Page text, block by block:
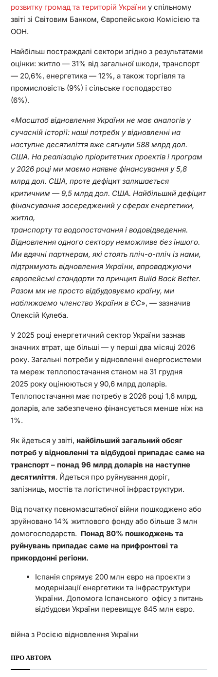
розвитку громад та територій України у спільному
звіті зі Світовим Банком, Європейською Комісією та
ООН.
Найбільш постраждалі сектори згідно з результатами
оцінки: житло — 31% від загальної шкоди, транспорт
— 20,6%, енергетика — 12%, а також торгівля та
промисловість (9%) і сільське господарство
(6%).
«Масштаб відновлення України не має аналогів у
сучасній історії: наші потреби у відновленні на
наступне десятиліття вже сягнули 588 млрд дол.
США. На реалізацію пріоритетних проектів і програм
у 2026 році ми маємо наявне фінансування у 5,8
млрд дол. США, проте дефіцит залишається
критичним — 9,5 млрд дол. США. Найбільший дефіцит
фінансування зосереджений у сферах енергетики,
житла,
транспорту та водопостачання і водовідведення.
Відновлення одного сектору неможливе без іншого.
Ми вдячні партнерам, які стоять пліч-о-пліч із нами,
підтримують відновлення України, впроваджуючи
європейські стандарти та принцип Build Back Better.
Разом ми не просто відбудовуємо країну, ми
наближаємо членство України в ЄС», — зазначив
Олексій Кулеба.
У 2025 році енергетичний сектор України зазнав
значних втрат, ще більші — у перші два місяці 2026
року. Загальні потреби у відновленні енергосистеми
та мереж теплопостачання станом на 31 грудня
2025 року оцінюються у 90,6 млрд доларів.
Теплопостачання має потребу в 2026 році 1,6 млрд.
доларів, але забезпечено фінансується менше ніж на
1%.
Як йдеться у звіті, найбільший загальний обсяг
потреб у відновленні та відбудові припадає саме на
транспорт – понад 96 млрд доларів на наступне
десятиліття. Йдеться про руйнування доріг,
залізниць, мостів та логістичної інфраструктури.
Від початку повномасштабної війни пошкоджено або
зруйновано 14% житлового фонду або більше 3 млн
домогосподарств. Понад 80% пошкоджень та
руйнувань припадає саме на прифронтові та
прикордонні регіони.
Іспанія спрямує 200 млн євро на проєкти з
модернізації енергетики та інфраструктури
України. Допомога Іспанського офісу з питань
відбудови України перевищує 845 млн євро.
війна з Росією відновлення України
ПРО АВТОРА